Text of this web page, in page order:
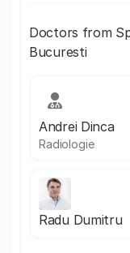
Doctors from
Bucuresti
Andrei Dinca
Radiologie
Radu Dumitru